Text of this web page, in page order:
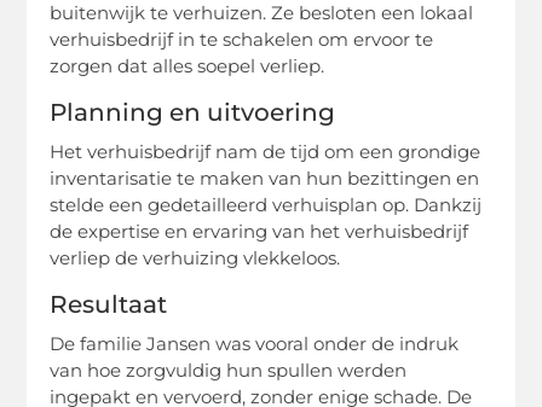
buitenwijk te verhuizen. Ze besloten een lokaal
verhuisbedrijf in te schakelen om ervoor te
zorgen dat alles soepel verliep.
Planning en uitvoering
Het verhuisbedrijf nam de tijd om een grondige
inventarisatie te maken van hun bezittingen en
stelde een gedetailleerd verhuisplan op. Dankzij
de expertise en ervaring van het verhuisbedrijf
verliep de verhuizing vlekkeloos.
Resultaat
De familie Jansen was vooral onder de indruk
van hoe zorgvuldig hun spullen werden
ingepakt en vervoerd, zonder enige schade. De